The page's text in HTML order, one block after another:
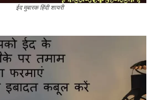
ईद मुबारक हिंदी शायरी